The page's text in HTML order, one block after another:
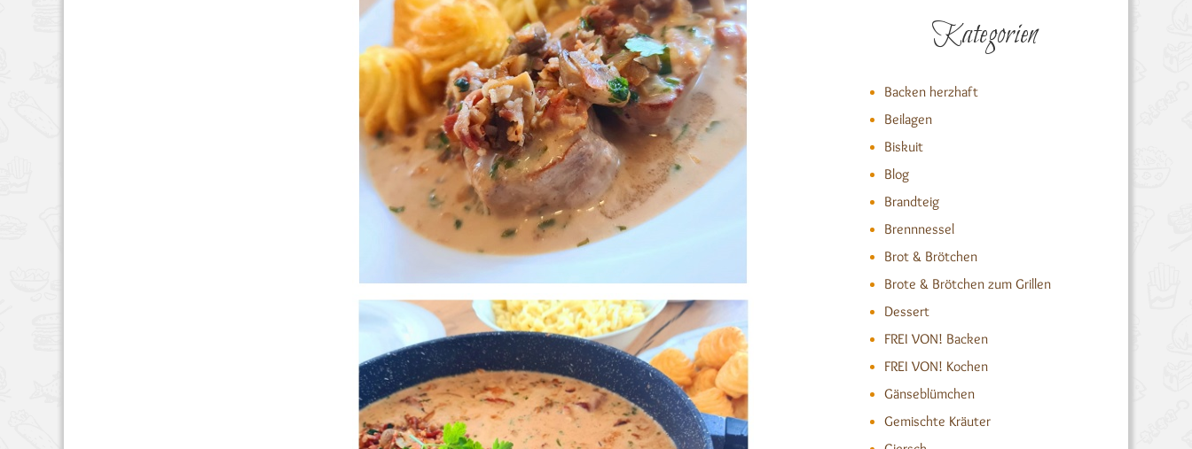
Kategorien
Backen herzhaft
Beilagen
Biskuit
Blog
Brandteig
Brennnessel
Brot & Brötchen
Brote & Brötchen zum Grillen
Dessert
FREI VON! Backen
FREI VON! Kochen
Gänseblümchen
Gemischte Kräuter